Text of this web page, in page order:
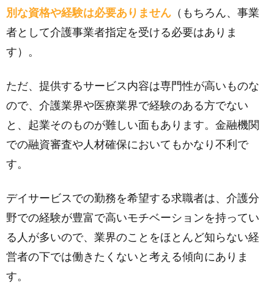
別な資格や経験は必要ありません （もちろん、事業
者として介護事業者指定を受ける必要はありま
す）。
ただ、提供するサービス内容は専門性が高いものな
ので、介護業界や医療業界で経験のある方でない
と、起業そのものが難しい面もあります。金融機関
での融資審査や人材確保においてもかなり不利で
す。
デイサービスでの勤務を希望する求職者は、介護分
野での経験が豊富で高いモチベーションを持ってい
る人が多いので、業界のことをほとんど知らない経
営者の下では働きたくないと考える傾向にありま
す。